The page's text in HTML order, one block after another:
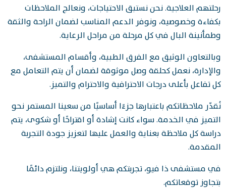
رحلتهم العلاجية. نحن نستبق الاحتياجات، ونعالج الملاحظات
بكفاءة وخصوصية، ونوفر الدعم المناسب لضمان الراحة والثقة
وطمأنينة البال في كل مرحلة من مراحل الرعاية.
وبالتعاون الوثيق مع الفرق الطبية، وأقسام المستشفى،
والإدارة، نعمل كحلقة وصل موثوقة لضمان أن يتم التعامل مع
كل تفاعل بأعلى درجات الاحترافية والاحترام والتميز.
نُقدّر ملاحظاتكم باعتبارها جزءًا أساسيًا من سعينا المستمر نحو
التميز في الخدمة. سواء كانت إشادة أو اقتراحًا أو شكوى، يتم
دراسة كل ملاحظة بعناية والعمل عليها لتعزيز جودة التجربة
المقدمة.
في مستشفى ذا فيو، تجربتكم هي أولويتنا، ونلتزم دائمًا
بتجاوز توقعاتكم.